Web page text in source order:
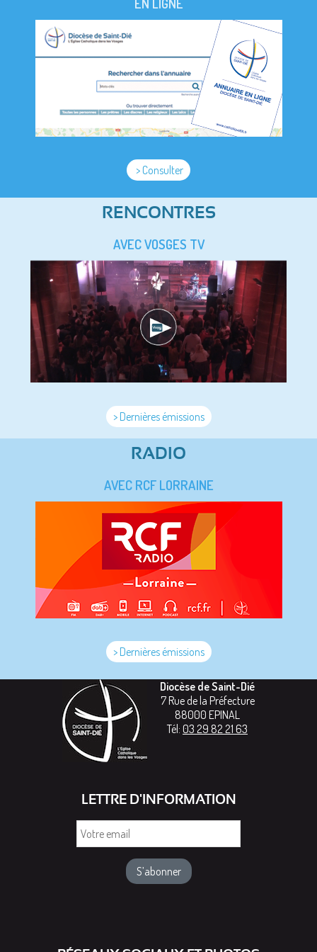
EN LIGNE
> Consulter
RENCONTRES
AVEC VOSGES TV
> Dernières émissions
RADIO
AVEC RCF LORRAINE
> Dernières émissions
Diocèse de Saint-Dié
7 Rue de la Préfecture
88000 EPINAL
Tél: 03 29 82 21 63
LETTRE D'INFORMATION